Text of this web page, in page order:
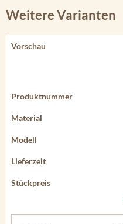
Weitere Varianten